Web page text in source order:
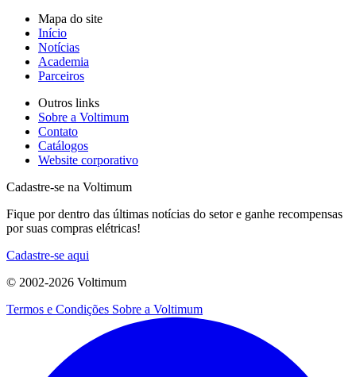
Mapa do site
Início
Notícias
Academia
Parceiros
Outros links
Sobre a Voltimum
Contato
Catálogos
Website corporativo
Cadastre-se na Voltimum
Fique por dentro das últimas notícias do setor e ganhe recompensas
por suas compras elétricas!
Cadastre-se aqui
© 2002-2026 Voltimum
Termos e Condições Sobre a Voltimum